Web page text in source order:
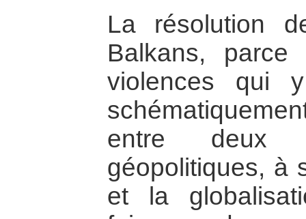
La résolution
Balkans,
violences qui
entre deux
géopolitiques, à
et la